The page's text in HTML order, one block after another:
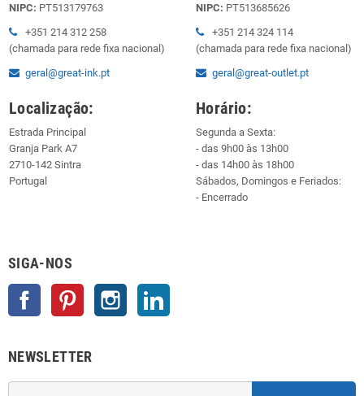
NIPC: PT513179763
+351 214 312 258
(chamada para rede fixa nacional)
geral@great-ink.pt
NIPC: PT513685626
+351 214 324 114
(chamada para rede fixa nacional)
geral@great-outlet.pt
Localização:
Estrada Principal
Granja Park A7
2710-142 Sintra
Portugal
Horário:
Segunda a Sexta:
- das 9h00 às 13h00
- das 14h00 às 18h00
Sábados, Domingos e Feriados:
- Encerrado
SIGA-NOS
Facebook Pinterest Instagram
NEWSLETTER